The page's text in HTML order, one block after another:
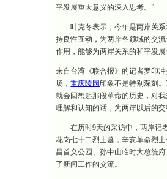
平发展重大意义的深入思考。”
叶克冬表示，今年是两岸关系
持良性互动，为两岸各领域的交
作用，能够为两岸关系的和平发
来自台湾《联合报》的记者罗印
场，重庆陵园印象不是特别深刻
就会回想起那段革命的历史，对
理解和认知的话，为两岸以后的
在历时9天的采访中，两岸记者
花岗七十二烈士墓，辛亥革命烈
昌首义公园、孙中山临时大总统
了新闻工作的交流。